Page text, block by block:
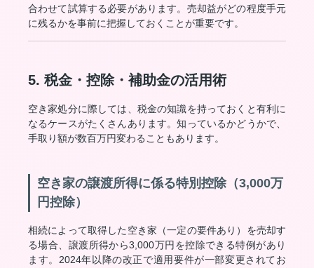
合わせて試算する必要があります。売却益がどの程度手元
に残るかを事前に把握しておくことが重要です。
5. 税金・控除・補助金の活用術
空き家処分に際しては、税金の知識を持っておくと有利に
なるケースがたくさんあります。知っているかどうかで、
手取り額が数百万円変わることもあります。
空き家の譲渡所得に係る特別控除（3,000万
円控除）
相続によって取得した空き家（一定の要件あり）を売却す
る場合、譲渡所得から3,000万円を控除できる特例があり
ます。2024年以降の改正で適用要件が一部変更されてお